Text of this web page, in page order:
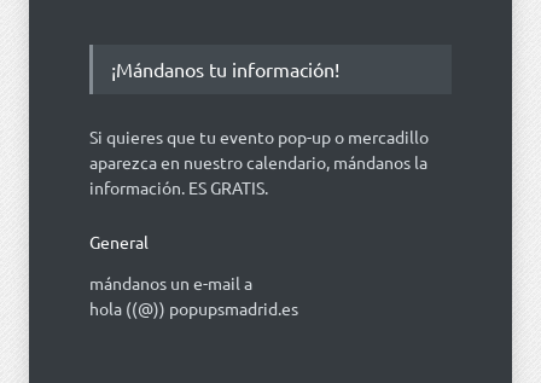
¡Mándanos tu información!
Si quieres que tu evento pop-up o mercadillo
aparezca en nuestro calendario, mándanos la
información. ES GRATIS.
General
mándanos un e-mail a
hola ((@)) popupsmadrid.es